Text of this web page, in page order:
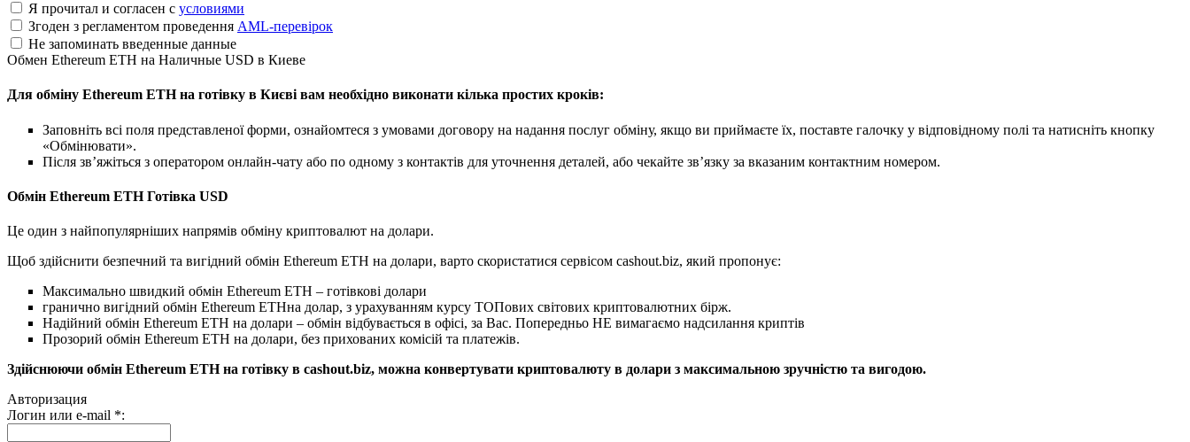
Я прочитал и согласен с условиями
Згоден з регламентом проведення AML-перевірок
Не запоминать введенные данные
Обмен Ethereum ETH на Наличные USD в Киеве
Для обміну Ethereum ETH на готівку в Києві вам необхідно виконати кілька простих кроків:
Заповніть всі поля представленої форми, ознайомтеся з умовами договору на надання послуг обміну, якщо ви приймаєте їх, поставте галочку у відповідному полі та натисніть кнопку
«Обмінювати».
Після зв’яжіться з оператором онлайн-чату або по одному з контактів для уточнення деталей, або чекайте зв’язку за вказаним контактним номером.
Обмін Ethereum ETH Готівка USD
Це один з найпопулярніших напрямів обміну криптовалют на долари.
Щоб здійснити безпечний та вигідний обмін Ethereum ETH на долари, варто скористатися сервісом cashout.biz, який пропонує:
Максимально швидкий обмін Ethereum ETH – готівкові долари
гранично вигідний обмін Ethereum ETHна долар, з урахуванням курсу ТОПових світових криптовалютних бірж.
Надійний обмін Ethereum ETH на долари – обмін відбувається в офісі, за Вас. Попередньо НЕ вимагаємо надсилання криптів
Прозорий обмін Ethereum ETH на долари, без прихованих комісій та платежів.
Здійснюючи обмін Ethereum ETH на готівку в cashout.biz, можна конвертувати криптовалюту в долари з максимальною зручністю та вигодою.
Авторизация
Логин или e-mail *: